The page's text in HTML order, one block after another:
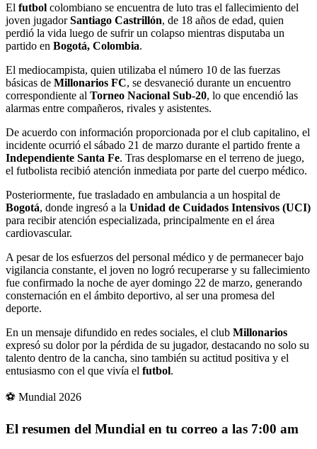
El futbol colombiano se encuentra de luto tras el fallecimiento del
joven jugadorSantiago Castrillón, de 18 años de edad, quien
perdió la vida luego de sufrir un colapso mientras disputaba un
partido en Bogotá, Colombia.
El mediocampista, quien utilizaba el número 10 de las fuerzas
básicas de Millonarios FC, se desvaneció durante un encuentro
correspondiente al Torneo Nacional Sub-20, lo que encendió las
alarmas entre compañeros, rivales y asistentes.
De acuerdo con información proporcionada por el club capitalino, el
incidente ocurrió el sábado 21 de marzo durante el partido frente a
Independiente Santa Fe. Tras desplomarse en el terreno de juego,
el futbolista recibió atención inmediata por parte del cuerpo médico.
Posteriormente, fue trasladado en ambulancia a un hospital de
Bogotá, donde ingresó a la Unidad de Cuidados Intensivos (UCI)
para recibir atención especializada, principalmente en el área
cardiovascular.
A pesar de los esfuerzos del personal médico y de permanecer bajo
vigilancia constante, el joven no logró recuperarse y su fallecimiento
fue confirmado la noche de ayer domingo 22 de marzo, generando
consternación en el ámbito deportivo, al ser una promesa del
deporte.
En un mensaje difundido en redes sociales, el club Millonarios
expresó su dolor por la pérdida de su jugador, destacando no solo su
talento dentro de la cancha, sino también su actitud positiva y el
entusiasmo con el que vivía el futbol.
⚽ Mundial 2026
El resumen del Mundial en tu correo a las 7:00 am